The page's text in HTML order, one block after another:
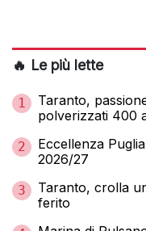
🔥 Le più lette
1
Taranto,
polverizzati 400
2
Eccellenza
2026/27
3
Taranto, crolla
ferito